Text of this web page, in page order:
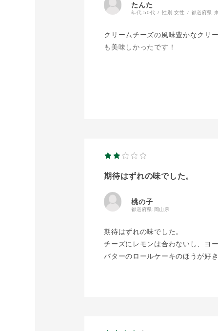
たんた
年代:50代 性別:女性 都道府県:
クリームチーズの風味豊かなクリ
も美味しかったです！
チーズタルトも美味しかったし、
期待はずれの味でした。
桃の子
都道府県: 岡山県
期待はずれの味でした。
チーズにレモンは合わないし、ヨ
バターのロールケーキのほうが好き